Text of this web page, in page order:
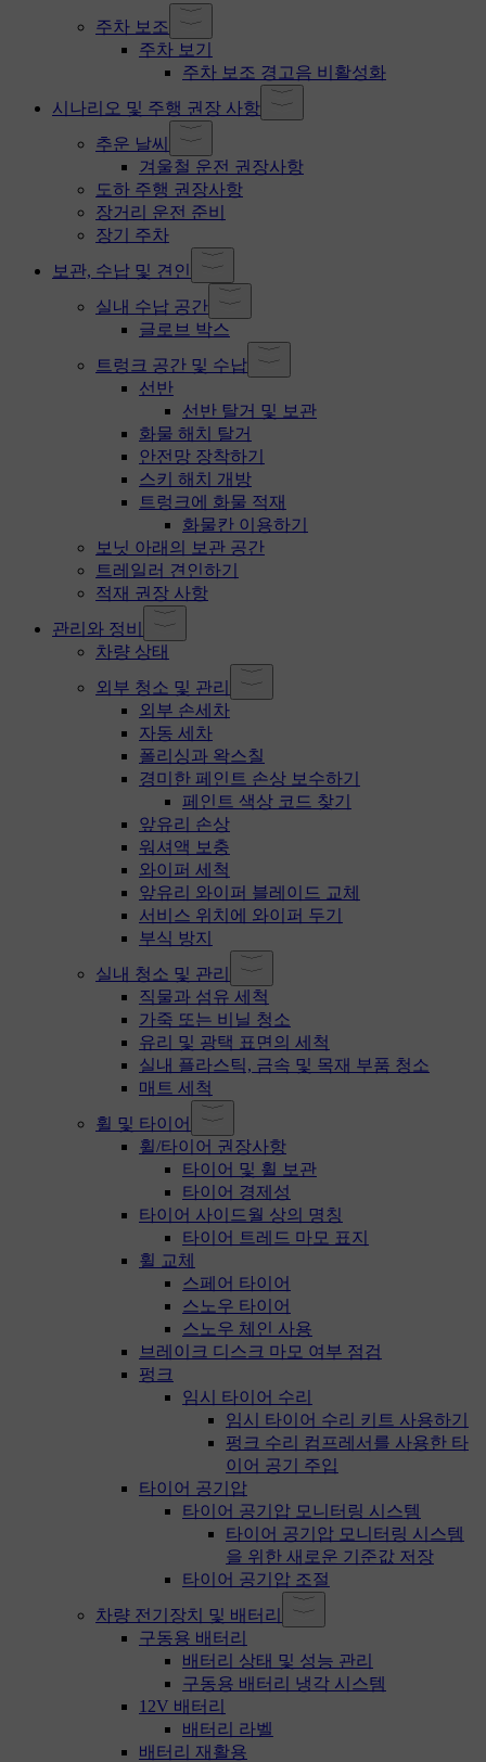
주차 보조
주차 보기
주차 보조 경고음 비활성화
시나리오 및 주행 권장 사항
추운 날씨
겨울철 운전 권장사항
도하 주행 권장사항
장거리 운전 준비
장기 주차
보관, 수납 및 견인
실내 수납 공간
글로브 박스
트렁크 공간 및 수납
선반
선반 탈거 및 보관
화물 해치 탈거
안전망 장착하기
스키 해치 개방
트렁크에 화물 적재
화물칸 이용하기
보닛 아래의 보관 공간
트레일러 견인하기
적재 권장 사항
관리와 정비
차량 상태
외부 청소 및 관리
외부 손세차
자동 세차
폴리싱과 왁스칠
경미한 페인트 손상 보수하기
페인트 색상 코드 찾기
앞유리 손상
워셔액 보충
와이퍼 세척
앞유리 와이퍼 블레이드 교체
서비스 위치에 와이퍼 두기
부식 방지
실내 청소 및 관리
직물과 섬유 세척
가죽 또는 비닐 청소
유리 및 광택 표면의 세척
실내 플라스틱, 금속 및 목재 부품 청소
매트 세척
휠 및 타이어
휠/타이어 권장사항
타이어 및 휠 보관
타이어 경제성
타이어 사이드월 상의 명칭
타이어 트레드 마모 표지
휠 교체
스페어 타이어
스노우 타이어
스노우 체인 사용
브레이크 디스크 마모 여부 점검
펑크
임시 타이어 수리
임시 타이어 수리 키트 사용하기
펑크 수리 컴프레서를 사용한 타
이어 공기 주입
타이어 공기압
타이어 공기압 모니터링 시스템
타이어 공기압 모니터링 시스템
을 위한 새로운 기준값 저장
타이어 공기압 조절
차량 전기장치 및 배터리
구동용 배터리
배터리 상태 및 성능 관리
구동용 배터리 냉각 시스템
12V 배터리
배터리 라벨
배터리 재활용